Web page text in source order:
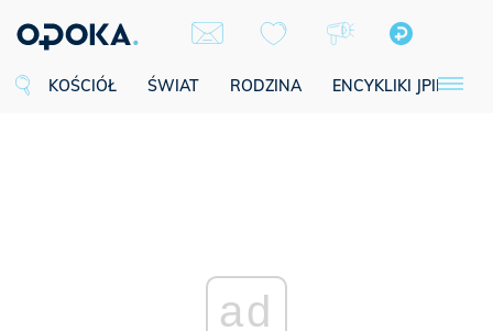
KOŚCIÓŁ ŚWIAT RODZINA ENCYKLIKI JPII
ad